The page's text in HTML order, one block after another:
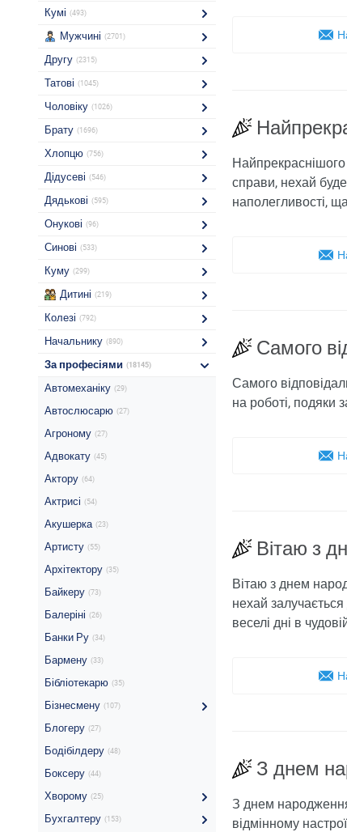
Кумі (493)
Мужчині (2701)
Другу (2315)
Татові (1045)
Чоловіку (1026)
Брату (1696)
Хлопцю (756)
Дідусеві (546)
Дядькові (595)
Онукові (96)
Синові (533)
Куму (299)
Дитині (219)
Колезі (792)
Начальнику (890)
За професіями (18145)
Автомеханіку (29)
Автослюсарю (27)
Агроному (27)
Адвокату (45)
Актору (64)
Актрисі (54)
Акушерка (23)
Артисту (55)
Архітектору (35)
Байкеру (73)
Балеріні (26)
Банки Ру (34)
Бармену (33)
Бібліотекарю (35)
Бізнесмену (107)
Блогеру (27)
Бодібілдеру (48)
Боксеру (44)
Хворому (25)
Бухгалтеру (153)
справи, нехай
наполегливості,
Самого
Самого
на роботі, подяки
Вітаю з
Вітаю з днем
нехай
веселі дні в
З днем
З днем
відмінному